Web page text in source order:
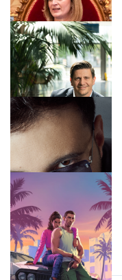
Politika
TÁMOGATÓI
Forbes-sztori